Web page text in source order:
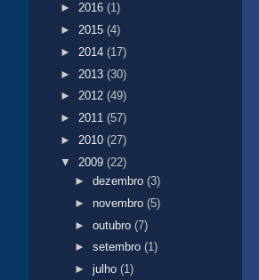
► 2016 (1)
► 2015 (4)
► 2014 (17)
► 2013 (30)
► 2012 (49)
► 2011 (57)
► 2010 (27)
▼ 2009 (22)
► dezembro (3)
► novembro (5)
► outubro (7)
► setembro (1)
► julho (1)